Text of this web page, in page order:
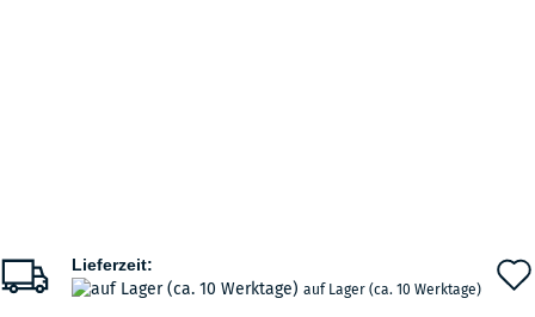
Lieferzeit:
auf Lager (ca. 10 Werktage)